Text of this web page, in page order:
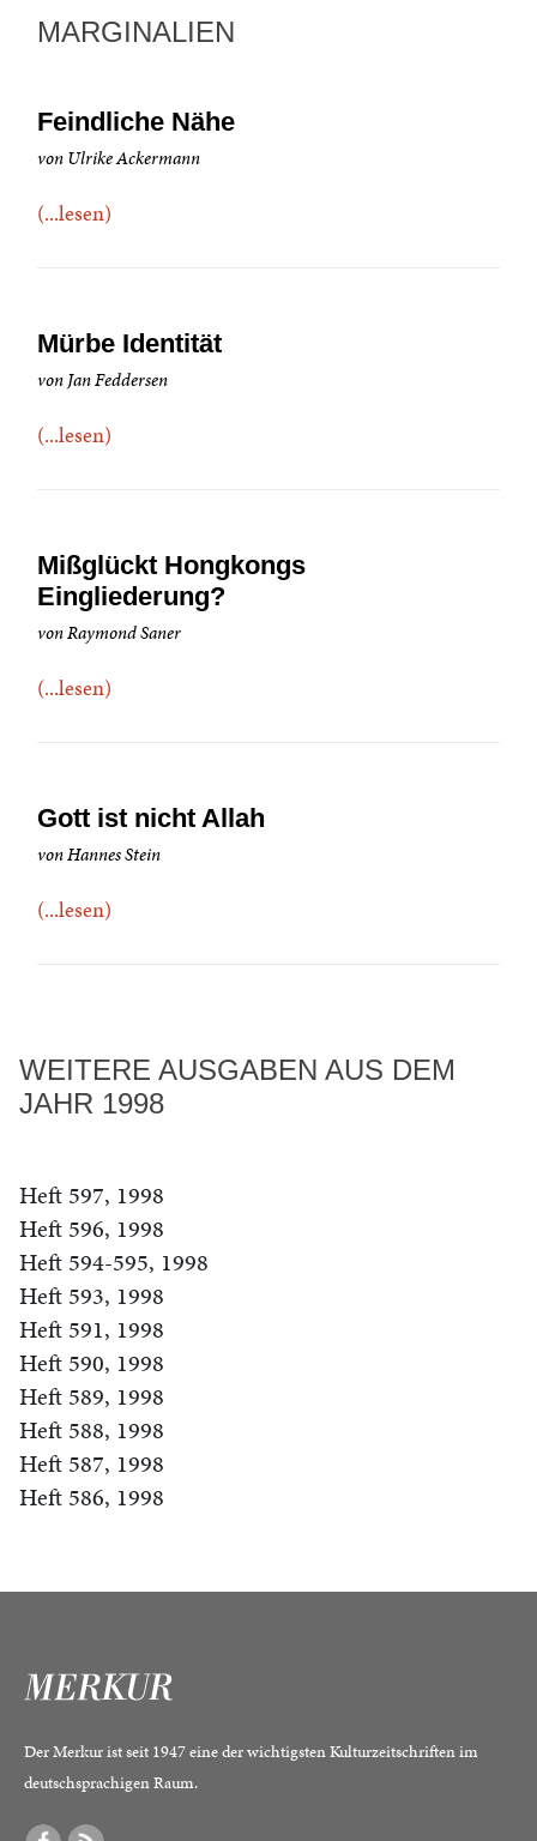
MARGINALIEN
Feindliche Nähe
von Ulrike Ackermann
(...lesen)
Mürbe Identität
von Jan Feddersen
(...lesen)
Mißglückt Hongkongs
Eingliederung?
von Raymond Saner
(...lesen)
Gott ist nicht Allah
von Hannes Stein
(...lesen)
WEITERE AUSGABEN AUS DEM
JAHR 1998
Heft 597, 1998
Heft 596, 1998
Heft 594-595, 1998
Heft 593, 1998
Heft 591, 1998
Heft 590, 1998
Heft 589, 1998
Heft 588, 1998
Heft 587, 1998
Heft 586, 1998
Der Merkur ist seit 1947 eine der wichtigsten Kulturzeitschriften im
deutschsprachigen Raum.